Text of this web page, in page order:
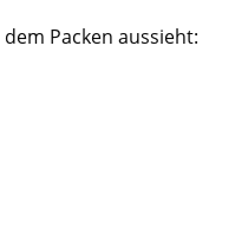
Packen aussieht: